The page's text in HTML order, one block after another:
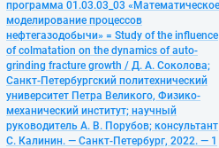
программа 01.03.03_03 «Математическое
моделирование процессов
нефтегазодобычи» = Study of the influence
of colmatation on the dynamics of auto-
grinding fracture growth / Д. А. Соколова;
Санкт-Петербургский политехнический
университет Петра Великого, Физико-
механический институт; научный
руководитель А. В. Порубов; консультант
С. Калинин. — Санкт-Петербург, 2022. — 1